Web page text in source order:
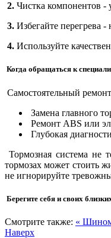
2. Чистка компонентов -
3. Избегайте перегрева
4. Используйте
Когда обращаться к
Самостоятельный
Замена главного
Ремонт ABS или
Глубокая
Тормозная система не
тормозах может стоить
не игнорируйте
Берегите себя и своих
Смотрите также: «
Наверх